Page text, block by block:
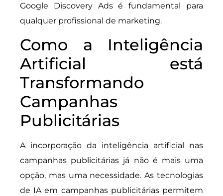
Google Discovery Ads é fundamental para
qualquer profissional de marketing.
Como a Inteligência
Artificial está
Transformando
Campanhas
Publicitárias
A incorporação da inteligência artificial nas
campanhas publicitárias já não é mais uma
opção, mas uma necessidade. As tecnologias
de IA em campanhas publicitárias permitem